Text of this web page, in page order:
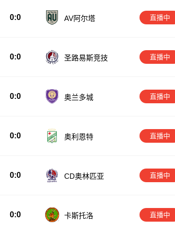
0:0 AV阿尔塔 直播中
0:0 圣路易斯竞技 直播中
0:0 奥兰多城 直播中
0:0 奥利恩特 直播中
0:0 CD奥林匹亚 直播中
0:0 卡斯托洛 直播中